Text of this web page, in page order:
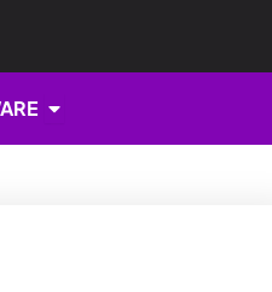
Open HARDWARE